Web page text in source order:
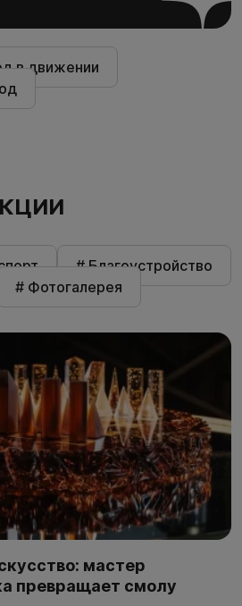
в движении
# Благоустройство
# Фотогалерея
мастер
превращает смолу